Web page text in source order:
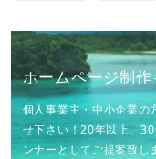
ホームページ制
個人事業主・中小企業の
せ下さい！20年以上、
ンナーとしてご提案致し